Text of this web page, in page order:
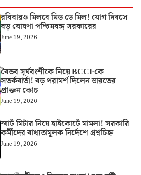
রবিবারও মিলবে মিড ডে মিল! যোগ দিবসে
বড় ঘোষণা পশ্চিমবঙ্গ সরকারের
June 19, 2026
বৈভব সূর্যবংশীকে নিয়ে BCCI-কে
সতর্কবার্তা! বড় পরামর্শ দিলেন ভারতের
প্রাক্তন কোচ
June 19, 2026
স্মার্ট মিটার নিয়ে হাইকোর্টে মামলা! সরকারি
কর্মীদের বাধ্যতামূলক নির্দেশে প্রশ্নচিহ্ন
June 19, 2026